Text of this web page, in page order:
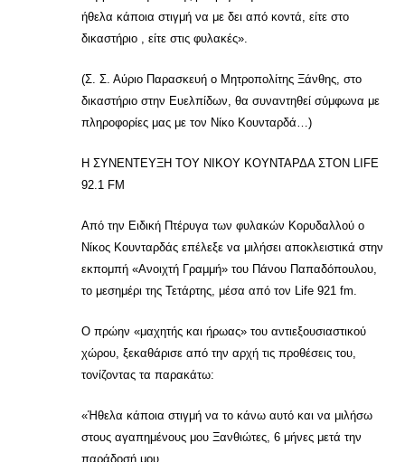
ήθελα κάποια στιγμή να με δει από κοντά, είτε στο
δικαστήριο , είτε στις φυλακές».
(Σ. Σ. Αύριο Παρασκευή ο Μητροπολίτης Ξάνθης, στο
δικαστήριο στην Ευελπίδων, θα συναντηθεί σύμφωνα με
πληροφορίες μας με τον Νίκο Κουνταρδά…)
Η ΣΥΝΕΝΤΕΥΞΗ ΤΟΥ ΝΙΚΟΥ ΚΟΥΝΤΑΡΔΑ ΣΤΟΝ LIFE
92.1 FM
Από την Ειδική Πτέρυγα των φυλακών Κορυδαλλού ο
Νίκος Κουνταρδάς επέλεξε να μιλήσει αποκλειστικά στην
εκπομπή «Ανοιχτή Γραμμή» του Πάνου Παπαδόπουλου,
το μεσημέρι της Τετάρτης, μέσα από τον Life 921 fm.
O πρώην «μαχητής και ήρωας» του αντιεξουσιαστικού
χώρου, ξεκαθάρισε από την αρχή τις προθέσεις του,
τονίζοντας τα παρακάτω:
«Ήθελα κάποια στιγμή να το κάνω αυτό και να μιλήσω
στους αγαπημένους μου Ξανθιώτες, 6 μήνες μετά την
παράδοσή μου.